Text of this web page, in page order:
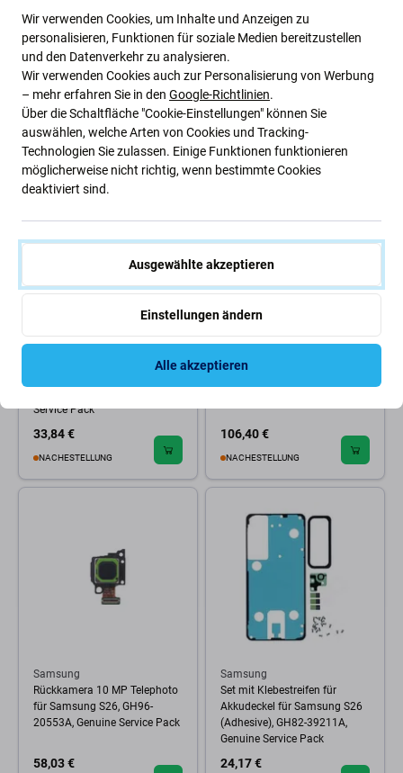
Samsung
Difuzor superior für Samsung
S26, GH97-31457A, Genuine
Service Pack
NACHESTELLUNG
Samsung
S26, GH96-20823A, Genuine
Service Pack
33,84 €
NACHESTELLUNG
Samsung
Ladeanschluss mit SIM-Leser
Service Pack
33,84 €
NACHESTELLUNG
Samsung
Rückkamera 50 MP Wide für
106,40 €
NACHESTELLUNG
Samsung
Rückkamera 10 MP Telephoto
für Samsung S26, GH96-
20553A, Genuine Service Pack
58,03 €
Samsung
Set mit Klebestreifen für
Akkudeckel für Samsung S26
(Adhesive), GH82-39211A,
Genuine Service Pack
24,17 €
Wir verwenden Cookies, um Inhalte und Anzeigen zu
personalisieren, Funktionen für soziale Medien bereitzustellen
und den Datenverkehr zu analysieren.
Wir verwenden Cookies auch zur Personalisierung von Werbung
– mehr erfahren Sie in den Google-Richtlinien.
Über die Schaltfläche "Cookie-Einstellungen" können Sie
auswählen, welche Arten von Cookies und Tracking-
Technologien Sie zulassen. Einige Funktionen funktionieren
möglicherweise nicht richtig, wenn bestimmte Cookies
deaktiviert sind.
Ausgewählte akzeptieren
Einstellungen ändern
Alle akzeptieren